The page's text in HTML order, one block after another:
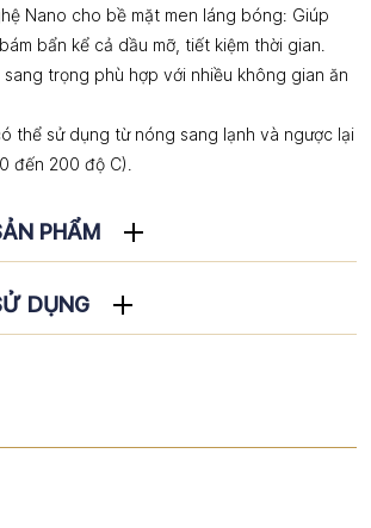
Nano cho bề mặt men láng bóng: Giúp
bẩn kể cả dầu mỡ, tiết kiệm thời gian.
trọng phù hợp với nhiều không gian ăn
thể sử dụng từ nóng sang lạnh và ngược lại
đến 200 độ C).
PHẨM
DỤNG